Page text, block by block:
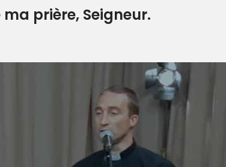
prière, Seigneur.